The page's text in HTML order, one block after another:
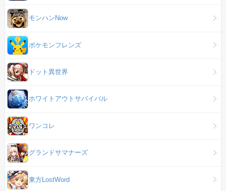
モンハンNow
ポケモンフレンズ
ドット異世界
ホワイトアウトサバイバル
ワンコレ
グランドサマナーズ
東方LostWord